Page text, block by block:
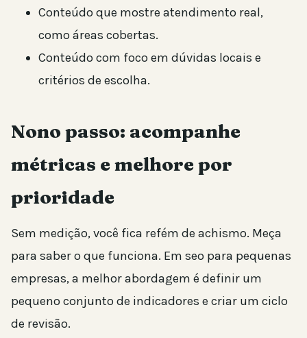
Conteúdo que mostre atendimento real,
como áreas cobertas.
Conteúdo com foco em dúvidas locais e
critérios de escolha.
Nono passo: acompanhe
métricas e melhore por
prioridade
Sem medição, você fica refém de achismo. Meça
para saber o que funciona. Em seo para pequenas
empresas, a melhor abordagem é definir um
pequeno conjunto de indicadores e criar um ciclo
de revisão.